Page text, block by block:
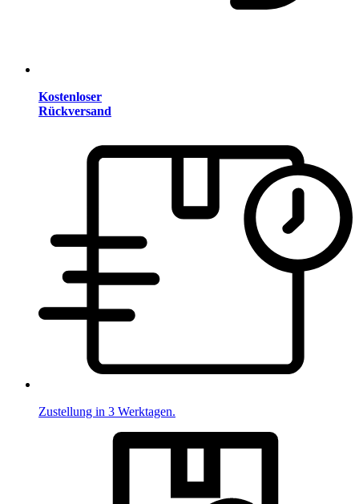
Kostenloser
Rückversand
Zustellung in 3 Werktagen.